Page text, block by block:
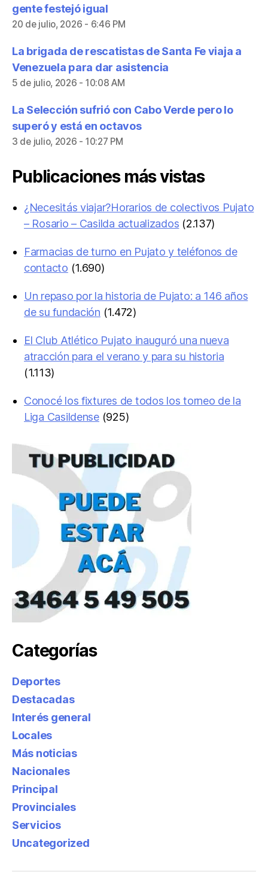
gente festejó igual
20 de julio, 2026 - 6:46 PM
La brigada de rescatistas de Santa Fe viaja a
Venezuela para dar asistencia
5 de julio, 2026 - 10:08 AM
La Selección sufrió con Cabo Verde pero lo
superó y está en octavos
3 de julio, 2026 - 10:27 PM
Publicaciones más vistas
¿Necesitás viajar?Horarios de colectivos Pujato
– Rosario – Casilda actualizados (2.137)
Farmacias de turno en Pujato y teléfonos de
contacto (1.690)
Un repaso por la historia de Pujato: a 146 años
de su fundación (1.472)
El Club Atlético Pujato inauguró una nueva
atracción para el verano y para su historia
(1.113)
Conocé los fixtures de todos los torneo de la
Liga Casildense (925)
Categorías
Deportes
Destacadas
Interés general
Locales
Más noticias
Nacionales
Principal
Provinciales
Servicios
Uncategorized